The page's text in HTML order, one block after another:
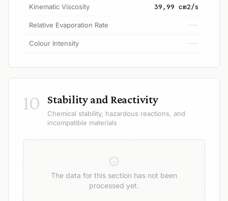
Kinematic Viscosity 39,99 cm2/s
Relative Evaporation Rate ---
Colour Intensity ---
10 Stability and Reactivity
Chemical stability, hazardous reactions, and
incompatible materials
The data for this section has not been
processed yet.